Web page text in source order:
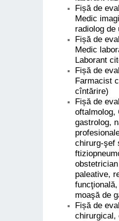
Fișă de
Medic
radiolog de
Fișă de
Medic
Laborant
Fișă de
Farmacist
cîntărire)
Fișă de
oftalmolog,
gastrolog,
chirurg-şef
paleative,
moaşă de
Fișă de
chirurgical,